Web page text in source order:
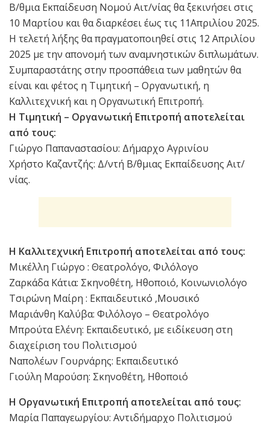
Β/θμια Εκπαίδευση Νομού Αιτ/νίας θα ξεκινήσει στις
10 Μαρτίου και θα διαρκέσει έως τις 11Απριλίου 2025.
Η τελετή λήξης θα πραγματοποιηθεί στις 12 Απριλίου
2025 με την απονομή των αναμνηστικών διπλωμάτων.
Συμπαραστάτης στην προσπάθεια των μαθητών θα
είναι και φέτος η Τιμητική – Οργανωτική, η
Καλλιτεχνική και η Οργανωτική Επιτροπή.
Η Τιμητική – Οργανωτική Επιτροπή αποτελείται
από τους:
Γιώργο Παπαναστασίου: Δήμαρχο Αγρινίου
Χρήστο Καζαντζής: Δ/ντή Β/θμιας Εκπαίδευσης Αιτ/
νίας.
Η Καλλιτεχνική Επιτροπή αποτελείται από τους:
Μικέλλη Γιώργο : Θεατρολόγο, Φιλόλογο
Ζαρκάδα Κάτια: Σκηνοθέτη, Ηθοποιό, Κοινωνιολόγο
Τσιρώνη Μαίρη : Εκπαιδευτικό ,Μουσικό
Μαριάνθη Καλύβα: Φιλόλογο – Θεατρολόγο
Μπρούτα Ελένη: Εκπαιδευτικό, με ειδίκευση στη
διαχείριση του Πολιτισμού
Ναπολέων Γουρνάρης: Εκπαιδευτικό
Γιούλη Μαρούση: Σκηνοθέτη, Ηθοποιό
Η Οργανωτική Επιτροπή αποτελείται από τους:
Μαρία Παπαγεωργίου: Αντιδήμαρχο Πολιτισμού